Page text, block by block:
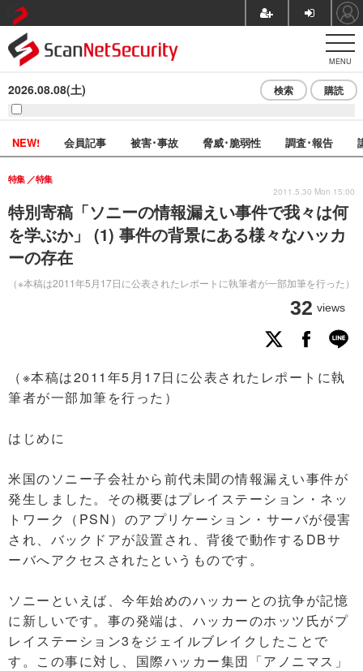
MENU
2026.08.08(土) 検索 購読
NEW! 会員記事 被害･事故 脅威･脆弱性 調査･報告
特別寄稿「ソニーの情報漏えい事件で我々は何
を学ぶか」 (1) 事件の背景にある様々なハッカ
ーの存在
（※本稿は2011年5月17日に公表されたレポートに執筆者が一部加筆を行った）
特集 特集
32 views
2011.5.30 Mon 15:00
（※本稿は2011年5月17日に公表されたレポートに執
筆者が一部加筆を行った）
はじめに
米国のソニー子会社から前代未聞の情報漏えい事件が
発生しました。その概要はプレイステーション・ネッ
トワーク（PSN）のアプリケーション・サーバが侵害
され、バックドアが設置され、背後で動作するDBサ
ーバへアクセスされたというものです。
ソニーといえば、今年始めのハッカーとの抗争が記憶
に新しいです。事の発端は、ハッカーのホッツ氏がプ
レイステーション3をジェイルブレイクしたことで
す。この事に対し、国際ハッカー集団「アノニマス」